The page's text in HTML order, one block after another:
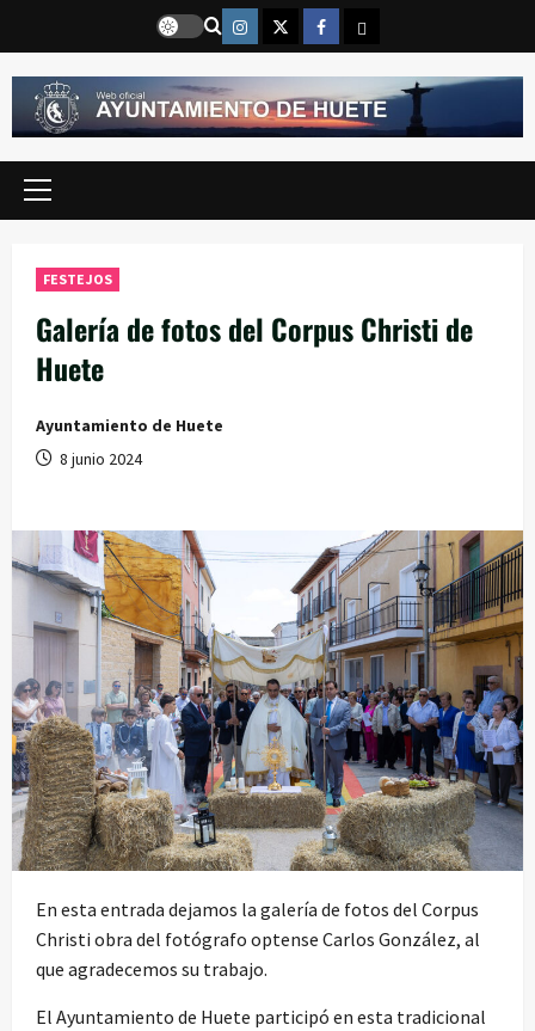
contenido
Instragram
TwitterFacebook
Email
Menú
FESTEJOS
Galería de fotos del Corpus Christi de
Huete
Ayuntamiento de Huete
8 junio 2024
En esta entrada dejamos la galería de fotos del Corpus
Christi obra del fotógrafo optense Carlos González, al
que agradecemos su trabajo.
El Ayuntamiento de Huete participó en esta tradicional